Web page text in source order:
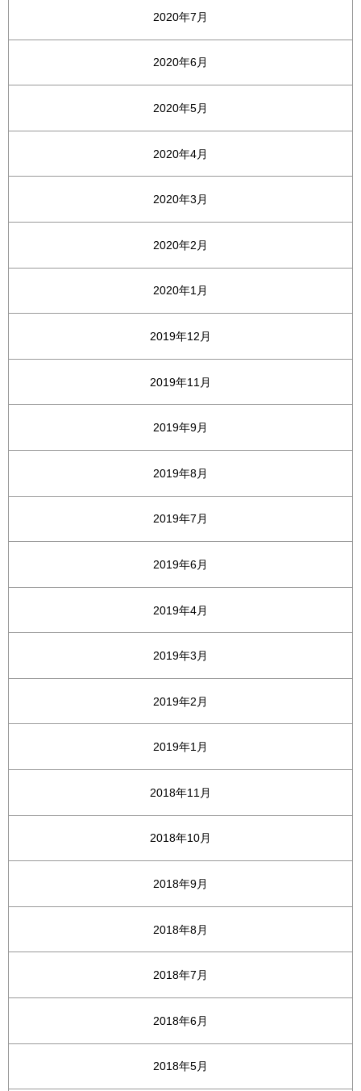
2020年7月
2020年6月
2020年5月
2020年4月
2020年3月
2020年2月
2020年1月
2019年12月
2019年11月
2019年9月
2019年8月
2019年7月
2019年6月
2019年4月
2019年3月
2019年2月
2019年1月
2018年11月
2018年10月
2018年9月
2018年8月
2018年7月
2018年6月
2018年5月